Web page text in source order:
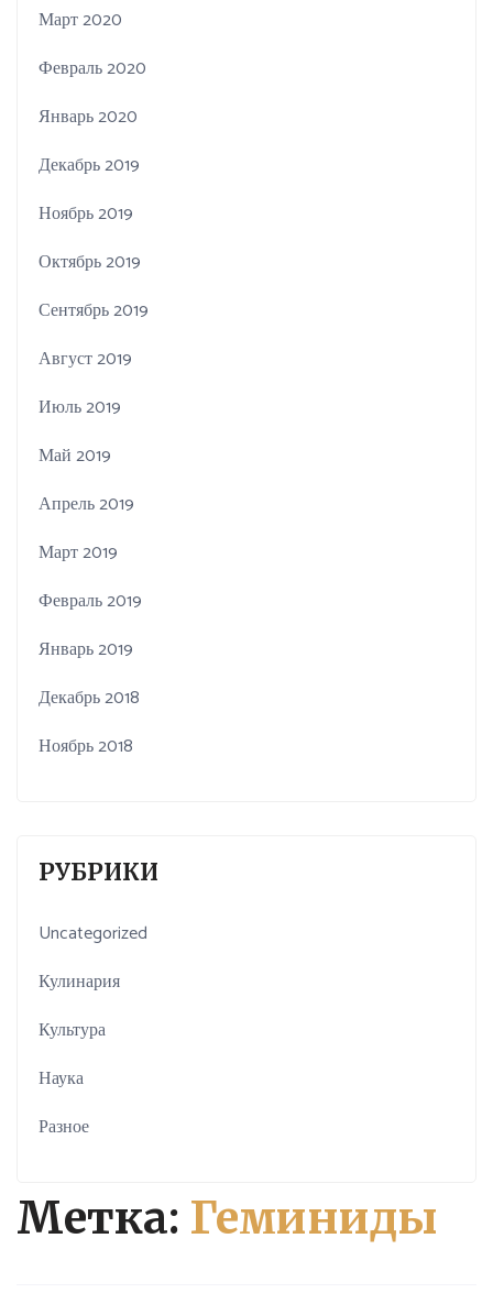
Метка: Геминиды
Март 2020
Февраль 2020
Январь 2020
Декабрь 2019
Ноябрь 2019
Октябрь 2019
Сентябрь 2019
Август 2019
Июль 2019
Май 2019
Апрель 2019
Март 2019
Февраль 2019
Январь 2019
Декабрь 2018
Ноябрь 2018
РУБРИКИ
Uncategorized
Кулинария
Культура
Наука
Разное